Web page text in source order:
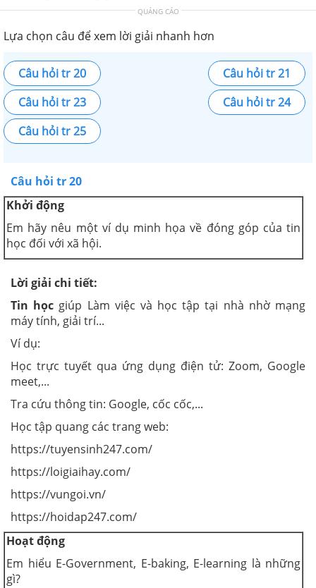
QUẢNG CÁO
Lựa chọn câu để xem lời giải nhanh hơn
Câu hỏi tr 20
Câu hỏi tr 21
Câu hỏi tr 23
Câu hỏi tr 24
Câu hỏi tr 25
Câu hỏi tr 20
Khởi động
Em hãy nêu một ví dụ minh họa về đóng góp của tin
học đối với xã hội.
Lời giải chi tiết:
Tin học giúp Làm việc và học tập tại nhà nhờ mạng
máy tính, giải trí...
Ví dụ:
Học trực tuyết qua ứng dụng điện tử: Zoom, Google
meet,...
Tra cứu thông tin: Google, cốc cốc,...
Học tập quang các trang web:
https://tuyensinh247.com/
https://loigiaihay.com/
https://vungoi.vn/
https://hoidap247.com/
Hoạt động
Em hiểu E-Government, E-baking, E-learning là những
gì?